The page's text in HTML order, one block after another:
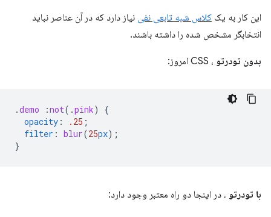
این کار به یک کلاس شبه تابعی نفی نیاز دارد که در آن عناصر نباید
انتخابگر مشخص شده را داشته باشند.
بدون تودرتو ، CSS امروز:
.demo :not( .pink)
{
opacity : .25 ;
filter : blur(25px);
}
با تودرتو ، در اینجا دو راه معتبر وجود دارد: